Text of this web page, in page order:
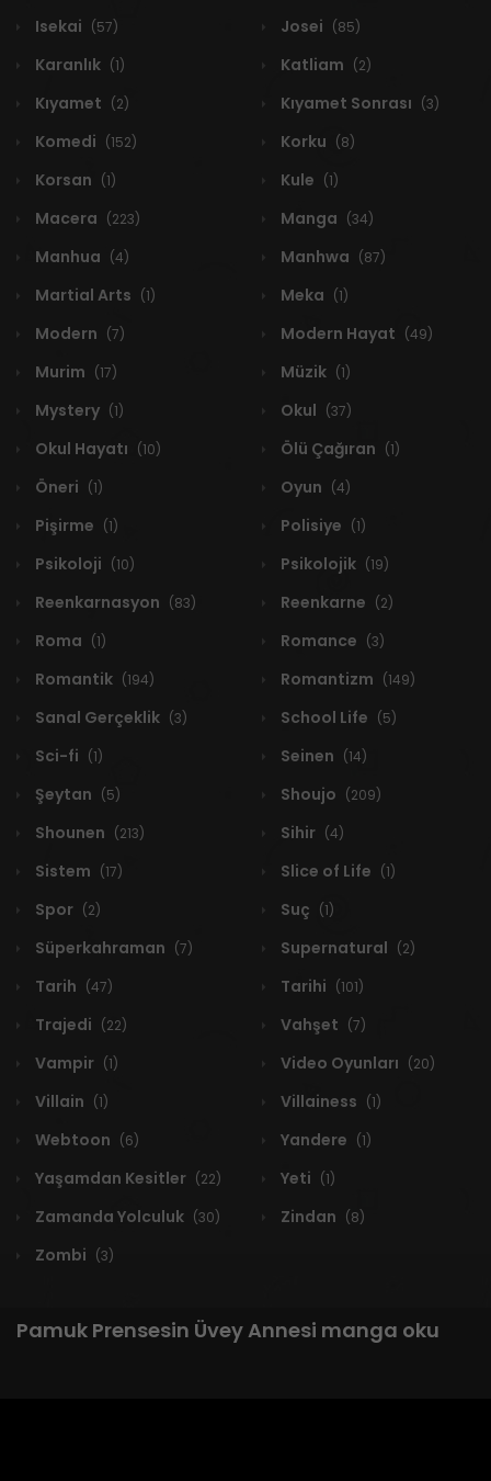
Isekai (57) Josei (85)
Karanlık (1) Katliam (2)
Kıyamet (2) Kıyamet Sonrası (3)
Komedi (152) Korku (8)
Korsan (1) Kule (1)
Macera (223) Manga (34)
Manhua (4) Manhwa (87)
Martial Arts (1) Meka (1)
Modern (7) Modern Hayat (49)
Murim (17) Müzik (1)
Mystery (1) Okul (37)
Okul Hayatı (10) Ölü Çağıran (1)
Öneri (1) Oyun (4)
Pişirme (1) Polisiye (1)
Psikoloji (10) Psikolojik (19)
Reenkarnasyon (83) Reenkarne (2)
Roma (1) Romance (3)
Romantik (194) Romantizm (149)
Sanal Gerçeklik (3) School Life (5)
Sci-fi (1) Seinen (14)
Şeytan (5) Shoujo (209)
Shounen (213) Sihir (4)
Sistem (17) Slice of Life (1)
Spor (2) Suç (1)
Süperkahraman (7) Supernatural (2)
Tarih (47) Tarihi (101)
Trajedi (22) Vahşet (7)
Vampir (1) Video Oyunları (20)
Villain (1) Villainess (1)
Webtoon (6) Yandere (1)
Yaşamdan Kesitler (22) Yeti (1)
Zamanda Yolculuk (30) Zindan (8)
Zombi (3)
Pamuk Prensesin Üvey Annesi manga oku